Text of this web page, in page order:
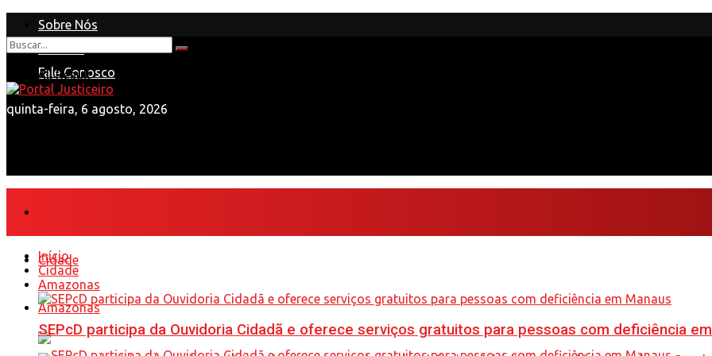
Sobre Nós
Anuncie
Fale Conosco
quinta-feira, 6 agosto, 2026
View All Result
Cidade
Amazonas
Início
Cidade
Amazonas
SEPcD participa da Ouvidoria Cidadã e oferece serviços gratuitos para pessoas com deficiência